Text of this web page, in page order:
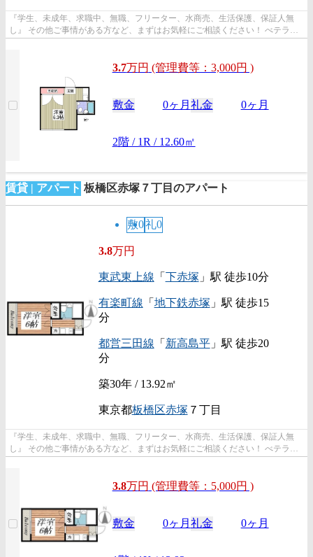
『学生、未成年、求職中、無職、フリーター、水商売、生活保護、保証人無
し』 その他ご事情がある方など、まずはお気軽にご相談ください！ べテラン
スタッフが対応致しますのでご希望...
3.7万円 (管理費等：3,000円 )
敷金 0ヶ月 礼金 0ヶ月
2階 / 1R / 12.60㎡
賃貸 | アパート 板橋区赤塚７丁目のアパート
敷0礼0
3.8万円
東武東上線 「 下赤塚 」駅 徒歩10分
有楽町線 「 地下鉄赤塚 」駅 徒歩15
分
都営三田線 「 新高島平」駅 徒歩20
分
築30年 / 13.92㎡
東京都板橋区赤塚 ７丁目
『学生、未成年、求職中、無職、フリーター、水商売、生活保護、保証人無
し』 その他ご事情がある方など、まずはお気軽にご相談ください！ べテラン
3.8万円 (管理費等：5,000円 )
敷金 0ヶ月 礼金 0ヶ月